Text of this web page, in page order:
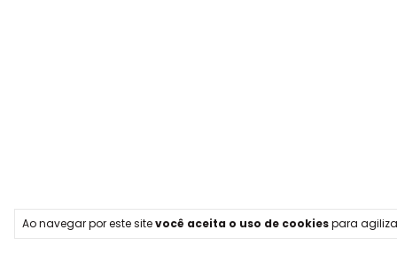
Ao navegar por este sitevocê aceita o uso de cookiespara